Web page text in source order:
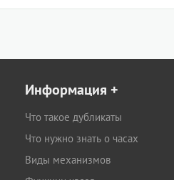
Информация +
Что такое дубликаты
Что нужно знать о часах
Виды механизмов